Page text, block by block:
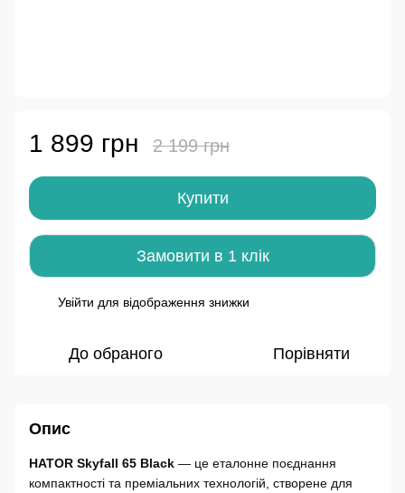
1 899 грн 2 199 грн
Купити
Замовити в 1 клік
Увійти для відображення знижки
До обраного Порівняти
Опис
HATOR Skyfall 65 Black — це еталонне поєднання
компактності та преміальних технологій, створене для